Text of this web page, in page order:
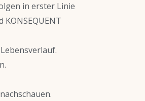
in erster Linie